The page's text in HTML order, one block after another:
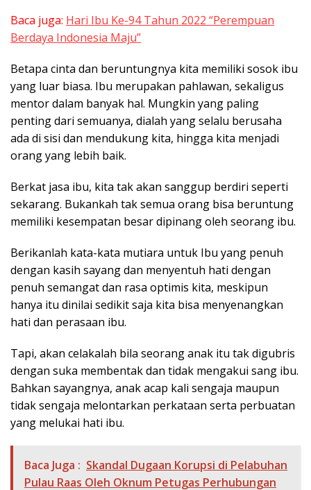
Baca juga: Hari Ibu Ke-94 Tahun 2022 “Perempuan
Berdaya Indonesia Maju”
Betapa cinta dan beruntungnya kita memiliki sosok ibu
yang luar biasa. Ibu merupakan pahlawan, sekaligus
mentor dalam banyak hal. Mungkin yang paling
penting dari semuanya, dialah yang selalu berusaha
ada di sisi dan mendukung kita, hingga kita menjadi
orang yang lebih baik.
Berkat jasa ibu, kita tak akan sanggup berdiri seperti
sekarang. Bukankah tak semua orang bisa beruntung
memiliki kesempatan besar dipinang oleh seorang ibu.
Berikanlah kata-kata mutiara untuk Ibu yang penuh
dengan kasih sayang dan menyentuh hati dengan
penuh semangat dan rasa optimis kita, meskipun
hanya itu dinilai sedikit saja kita bisa menyenangkan
hati dan perasaan ibu.
Tapi, akan celakalah bila seorang anak itu tak digubris
dengan suka membentak dan tidak mengakui sang ibu.
Bahkan sayangnya, anak acap kali sengaja maupun
tidak sengaja melontarkan perkataan serta perbuatan
yang melukai hati ibu.
Baca Juga : Skandal Dugaan Korupsi di Pelabuhan
Pulau Raas Oleh Oknum Petugas Perhubungan